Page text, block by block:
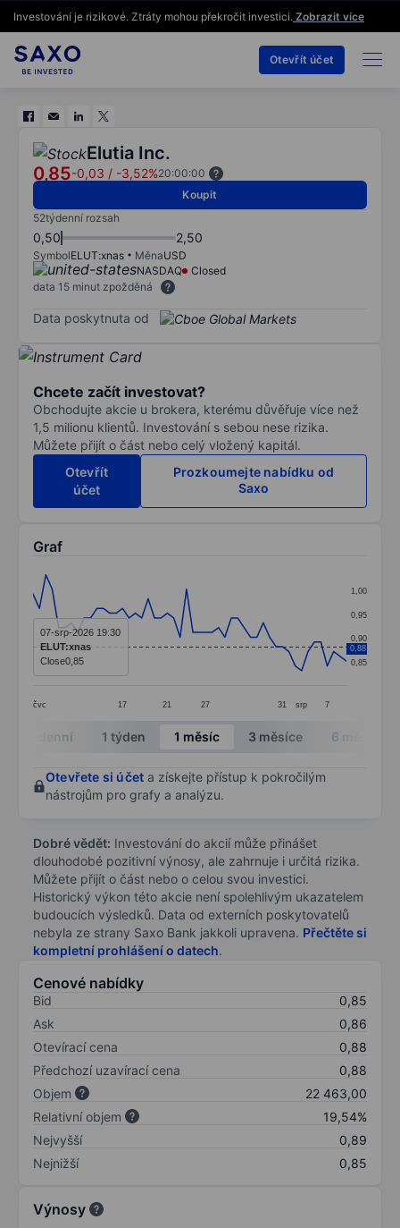
Investování je rizikové. Ztráty mohou překročit investici. Zobrazit více
Otevřít účet
Elutia Inc.
0,85-0,03 / -3,52%20:00:00
Koupit
52týdenní rozsah
0,50 2,50
SymbolELUT:xnas MěnaUSD
NASDAQ
Closed
data 15 minut zpožděná
Data poskytnuta od
Chcete začít investovat?
Obchodujte akcie u brokera, kterému důvěřuje více než
1,5 milionu klientů. Investování s sebou nese rizika.
Můžete přijít o část nebo celý vložený kapitál.
Otevřít
účet
Prozkoumejte nabídku od
Saxo
Graf
Line chart with 50 data points.
The chart has 1 X axis displaying categories.
The chart has 1 Y axis displaying values. Data
čvc 17 21 27 31 srp 7
0,85
0,90
0,95
1,00
0,88
07-srp-2026 19:30
ELUT:xnas
Close0,85
End of interactive chart.
Intradenní 1 týden 1 měsíc 3 měsíce 6 měsíců
Otevřete si účet a získejte přístup k pokročilým
nástrojům pro grafy a analýzu.
Dobré vědět: Investování do akcií může přinášet
dlouhodobé pozitivní výnosy, ale zahrnuje i určitá rizika.
Můžete přijít o část nebo o celou svou investici.
Historický výkon této akcie není spolehlivým ukazatelem
budoucích výsledků. Data od externích poskytovatelů
nebyla ze strany Saxo Bank jakkoli upravena. Přečtěte si
kompletní prohlášení o datech.
Cenové nabídky
Bid
0,85
Ask
0,86
Otevírací cena
0,88
Předchozí uzavírací cena
0,88
Objem
22 463,00
Relativní objem
19,54%
Nejvyšší
0,89
Nejnižší
0,85
Výnosy